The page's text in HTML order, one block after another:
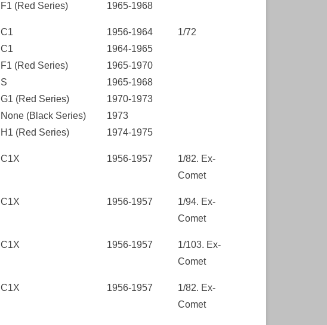
F1 (Red Series)
1965-1968
C1
C1
F1 (Red Series)
S
G1 (Red Series)
None (Black Series)
H1 (Red Series)
1956-1964
1964-1965
1965-1970
1965-1968
1970-1973
1973
1974-1975
1/72
C1X 1956-1957
1/82. Ex-
Comet
C1X 1956-1957
1/94. Ex-
Comet
C1X 1956-1957
1/103. Ex-
Comet
C1X 1956-1957
1/82. Ex-
Comet